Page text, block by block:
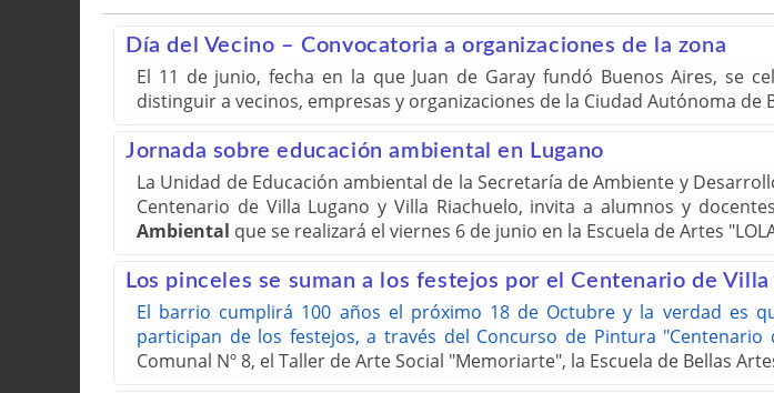
Día del Vecino – Convocatoria a organizaciones de la zona
El 11 de junio, fecha en la que Juan de Garay fundó Buenos Aires, se
distinguir a vecinos, empresas y organizaciones de la Ciudad Autónoma
Jornada sobre educación ambiental en Lugano
La Unidad de Educación ambiental de la Secretaría de Ambiente y
Centenario de Villa Lugano y Villa Riachuelo, invita a alumnos y
Ambiental que se realizará el viernes 6 de junio en la Escuela de Artes
Los pinceles se suman a los festejos por el Centenario de Villa
El barrio cumplirá 100 años el próximo 18 de Octubre y la verdad es
participan de los festejos, a través del Concurso de Pintura "Centenario
Comunal Nº 8, el Taller de Arte Social "Memoriarte", la Escuela de Bellas